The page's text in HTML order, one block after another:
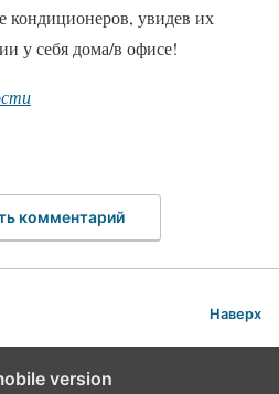
кондиционеров, увидев их
у себя дома/в офисе!
комментарий
Наверх
version